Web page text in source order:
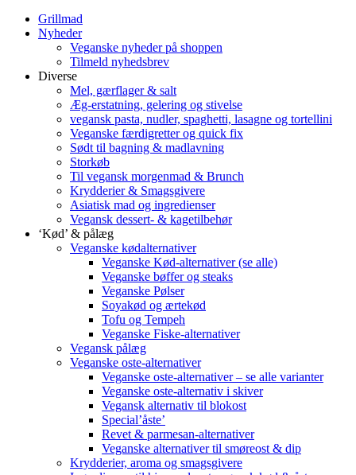
Grillmad
Nyheder
Veganske nyheder på shoppen
Tilmeld nyhedsbrev
Diverse
Mel, gærflager & salt
Æg-erstatning, gelering og stivelse
vegansk pasta, nudler, spaghetti, lasagne og tortellini
Veganske færdigretter og quick fix
Sødt til bagning & madlavning
Storkøb
Til vegansk morgenmad & Brunch
Krydderier & Smagsgivere
Asiatisk mad og ingredienser
Vegansk dessert- & kagetilbehør
‘Kød’ & pålæg
Veganske kødalternativer
Veganske Kød-alternativer (se alle)
Veganske bøffer og steaks
Veganske Pølser
Soyakød og ærtekød
Tofu og Tempeh
Veganske Fiske-alternativer
Vegansk pålæg
Veganske oste-alternativer
Veganske oste-alternativer – se alle varianter
Veganske oste-alternativ i skiver
Vegansk alternativ til blokost
Special’åste’
Revet & parmesan-alternativer
Veganske alternativer til smøreost & dip
Krydderier, aroma og smagsgivere